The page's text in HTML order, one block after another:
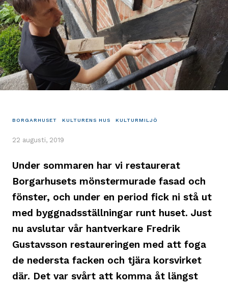
BORGARHUSET KULTURENS HUS KULTURMILJÖ
22 augusti, 2019
Under sommaren har vi restaurerat
Borgarhusets mönstermurade fasad och
fönster, och under en period fick ni stå ut
med byggnadsställningar runt huset. Just
nu avslutar vår hantverkare Fredrik
Gustavsson restaureringen med att foga
de nedersta facken och tjära korsvirket
där. Det var svårt att komma åt längst